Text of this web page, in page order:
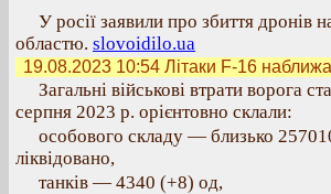
У росії заявили про збиття дронів
областю. slovoidilo.ua
19.08.2023 10:54 Літаки F-16
Загальні військові втрати ворога
серпня 2023 р. орієнтовно склали:
особового складу — близько
ліквідовано,
танків — 4340 (+8) од,